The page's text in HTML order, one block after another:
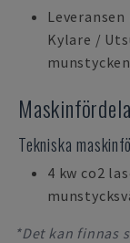
Kylare /
Tekniska
4 kw co2
*Det kan finnas